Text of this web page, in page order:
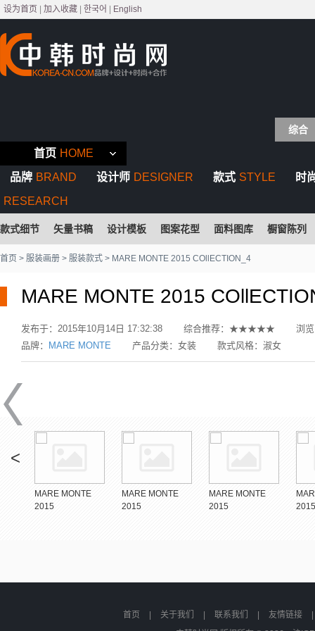
设为首页 加入收藏 한국어 English
综合
首页 HOME
品牌 BRAND 设计师 DESIGNER 款式 STYLE
时
RESEARCH
款式细节 矢量书稿 设计模板 图案花型 面料图库 橱窗陈列
首页 > 服装画册 > 服装款式 > MARE MONTE 2015 COllECTION_4
MARE MONTE 2015
发布于： 2015年10月14日 17:32:38 综合推荐： ★★★★★
浏
品牌：
MARE MONTE 产品分类： 女装 款式风格： 淑女
MARE MONTE
2015
MARE MONTE
2015
MARE MONTE
2015
2015
<
首页 关于我们 联系我们 友情链接